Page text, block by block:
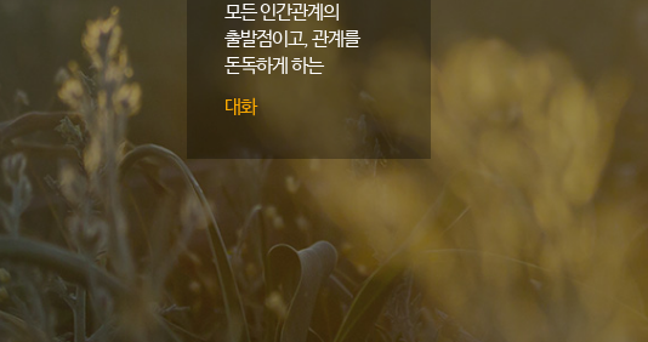
모든 인간관계의
출발점이고, 관계를
돈독하게 하는
힘이다.
대화